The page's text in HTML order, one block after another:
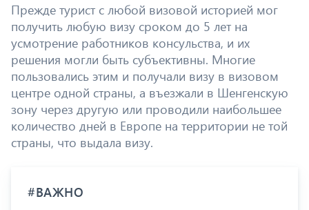
Прежде турист с любой визовой историей мог
получить любую визу сроком до 5 лет на
усмотрение работников консульства, и их
решения могли быть субъективны. Многие
пользовались этим и получали визу в визовом
центре одной страны, а въезжали в Шенгенскую
зону через другую или проводили наибольшее
количество дней в Европе на территории не той
страны, что выдала визу.
#ВАЖНО